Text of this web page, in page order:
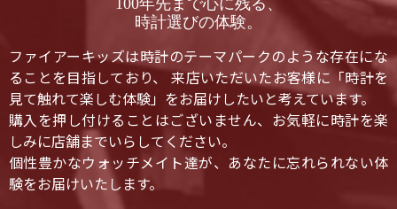
100年先まで心に残る、
時計選びの体験。
ファイアーキッズは時計のテーマパークのような存在にな
ることを目指しており、 来店いただいたお客様に「時計を
見て触れて楽しむ体験」をお届けしたいと考えています。
購入を押し付けることはございません、お気軽に時計を楽
しみに店舗までいらしてください。
個性豊かなウォッチメイト達が、あなたに忘れられない体
験をお届けいたします。